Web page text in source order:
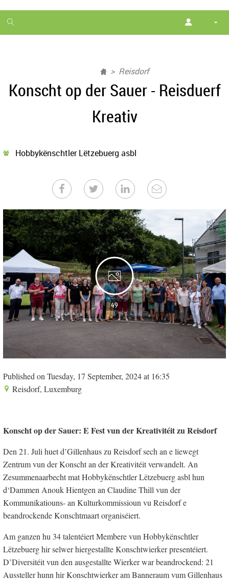
1
month
Reisdorf
Konscht op der Sauer - Reisduerf
Kreativ
Hobbykënschtler Lëtzebuerg asbl
49
Published on Tuesday, 17 September, 2024 at 16:35
Reisdorf, Luxemburg
Konscht op der Sauer: E Fest vun der Kreativitéit zu Reisdorf
Den 21. Juli huet d’Gillenhaus zu Reisdorf sech an e liewegt
Zentrum vun der Konscht an der Kreativitéit verwandelt. An
Zesummenaarbecht mat Hobbykënschtler Lëtzebuerg asbl hun
d‘Dammen Anouk Hientgen an Claudine Thill vun der
Kommunikatiouns- an Kulturkommissioun vu Reisdorf e
beandrockende Konschtmaart organiséiert.
Am ganzen hu 34 talentéiert Membere vun Hobbykënschtler
Lëtzebuerg hir selwer hiergestallte Konschtwierker presentéiert.
D’Diversitéit vun den ausgestallte Wierker war beandrockend: 21
Aussteller hunn hir Konschtwierker am Banneraum vum Gillenhaus